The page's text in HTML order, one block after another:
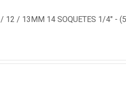
/ 13MM 14 SOQUETES 1/4" -